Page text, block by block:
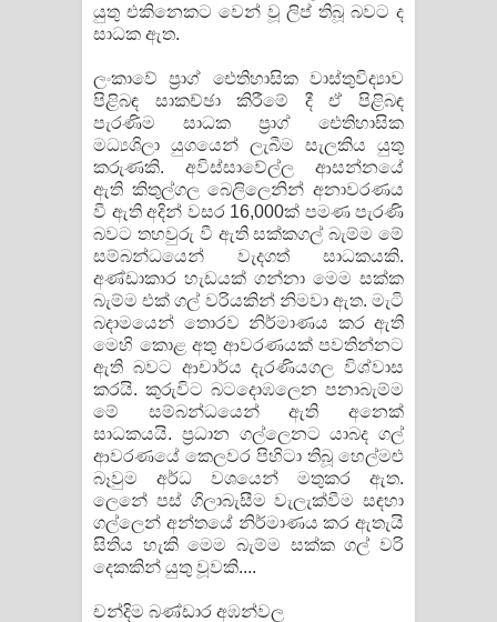
යුතු එකිනෙකට වෙන් වූ ලිප් තිබූ බවට ද
සාධක ඇත.
ලංකාවේ ප‍්‍රාග් ඓතිහාසික වාස්තුවිද්‍යාව
පිළිබඳ සාකච්ඡා කිරීමේ දී ඒ පිළිබඳ
පැරණිම සාධක ප‍්‍රාග් ඓතිහාසික
මධ්‍යශිලා යුගයෙන් ලැබීම සැලකිය යුතු
කරුණකි. අවිස්සාවේල්ල ආසන්නයේ
ඇති කිතුල්ගල බෙලිලෙනින් අනාවරණය
වී ඇති අදින් වසර 16,000ක් පමණ පැරණි
බවට තහවුරු වී ඇති සක්කගල් බැම්ම මේ
සම්බන්ධයෙන් වැදගත් සාධකයකි.
අණ්ඩාකාර හැඩයක් ගන්නා මෙම සක්ක
බැම්ම එක් ගල් වරියකින් නිමවා ඇත. මැටි
බදාමයෙන් තොරව නිර්මාණය කර ඇති
මෙහි කොළ අතු ආවරණයක් පවතින්නට
ඇති බවට ආචාර්ය දැරණියගල විශ්වාස
කරයි. කුරුවිට බටදොඹලෙන පනාබැම්ම
මේ සම්බන්ධයෙන් ඇති අනෙක්
සාධකයයි. ප‍්‍රධාන ගල්ලෙනට යාබද ගල්
ආවරණයේ කෙලවර පිහිටා තිබූ හෙල්මළු
බෑවුම අර්ධ වශයෙන් මතුකර ඇත.
ලෙනේ පස් ගිලාබැසීම වැලැක්වීම සඳහා
ගල්ලෙන් අන්තයේ නිර්මාණය කර ඇතැයි
සිතිය හැකි මෙම බැම්ම සක්ක ගල් වරි
දෙකකින් යුතු වූවකි....
චන්දිම බණ්ඩාර අඹන්වල